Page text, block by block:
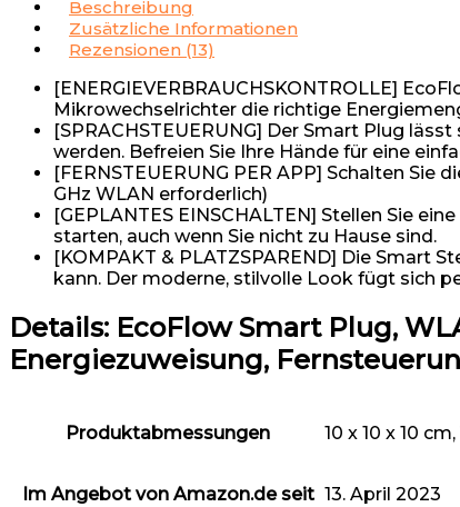
Beschreibung
Zusätzliche Informationen
Rezensionen (13)
[ENERGIEVERBRAUCHSKONTROLLE]
Mikrowechselrichter die richtige
[SPRACHSTEUERUNG] Der Smart Plug
werden. Befreien Sie Ihre Hände für eine
[FERNSTEUERUNG PER APP] Schalten
GHz WLAN erforderlich)
[GEPLANTES EINSCHALTEN] Stellen Sie
starten, auch wenn Sie nicht zu Hause sind.
[KOMPAKT & PLATZSPAREND] Die Smart
kann. Der moderne, stilvolle Look fügt sich
Details: EcoFlow Smart Plug,
Energiezuweisung,
Produktabmessungen 10 x 10 x 10
Im Angebot von Amazon.de seit 13. April 2023